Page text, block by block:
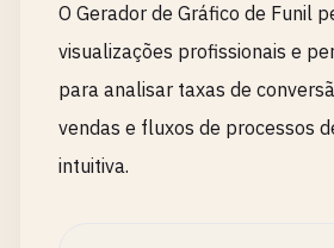
O Gerador de Gráfico de Funil
visualizações profissionais e
para analisar taxas de
vendas e fluxos de processos
intuitiva.